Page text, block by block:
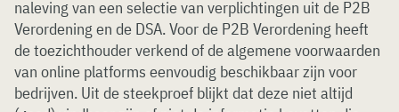
naleving van een selectie van verplichtingen uit de P2B
Verordening en de DSA. Voor de P2B Verordening heeft
de toezichthouder verkend of de algemene voorwaarden
van online platforms eenvoudig beschikbaar zijn voor
bedrijven. Uit de steekproef blijkt dat deze niet altijd